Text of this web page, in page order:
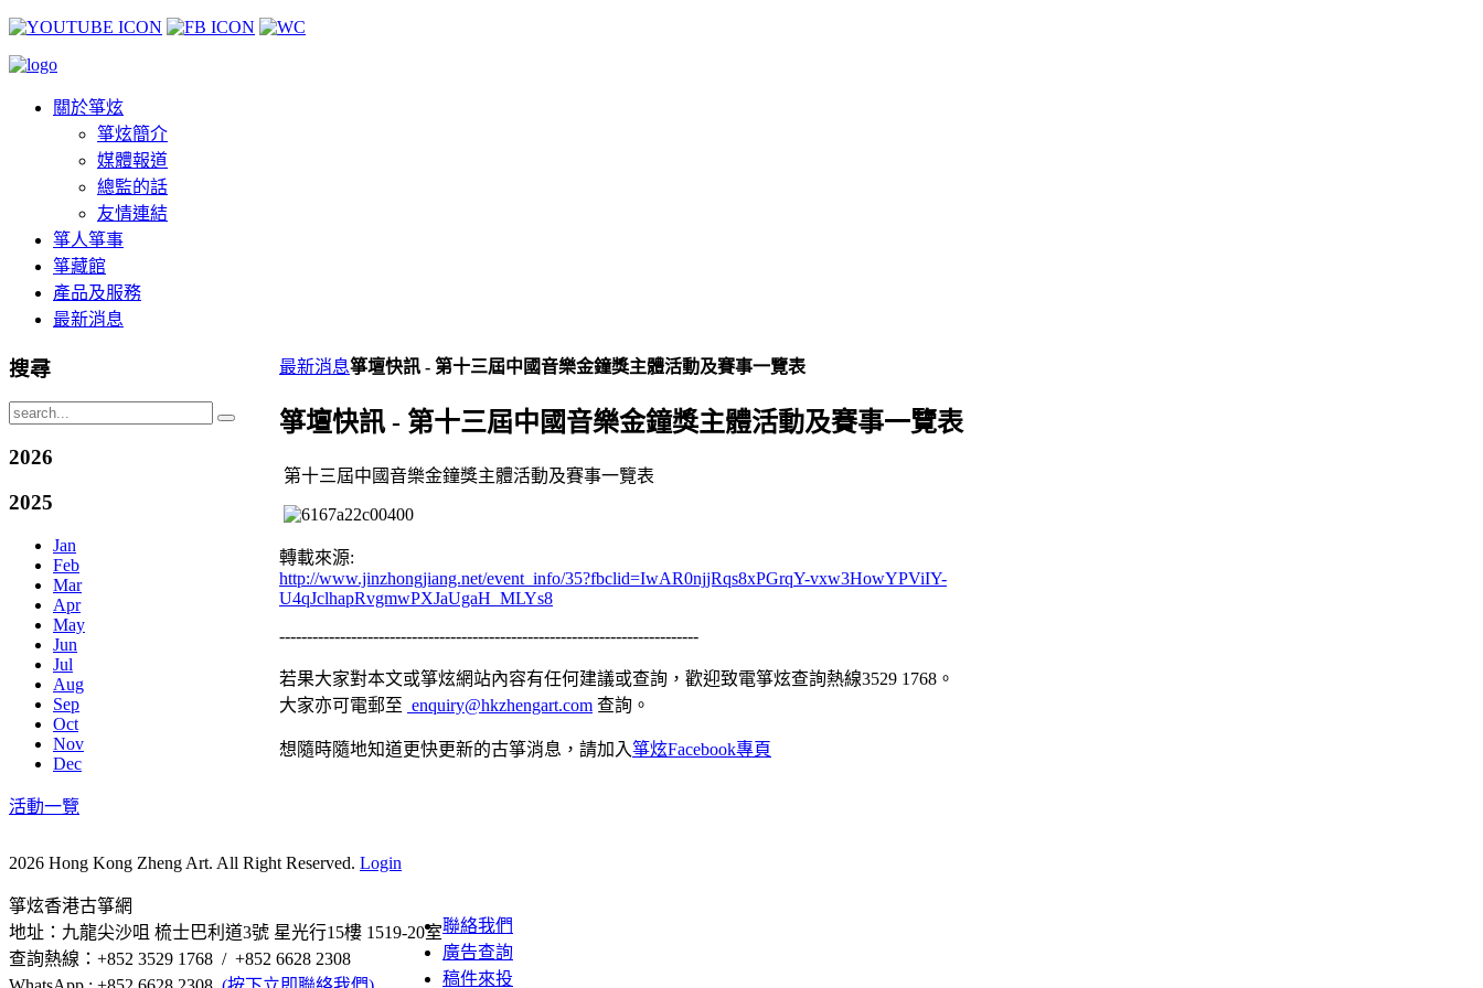
關於箏炫
箏炫簡介
媒體報道
總監的話
友情連結
箏人箏事
箏藏館
產品及服務
最新消息
最新消息箏壇快訊 - 第十三屆中國音樂金鐘獎主體活動及賽事一覽表
箏壇快訊 - 第十三屆中國音樂金鐘獎主體活動及賽事一覽表
第十三屆中國音樂金鐘獎主體活動及賽事一覽表
轉載來源:
http://www.jinzhongjiang.net/event_info/35?fbclid=IwAR0njjRqs8xPGrqY-vxw3HowYPViIY-
U4qJclhapRvgmwPXJaUgaH_MLYs8
----------------------------------------------------------------------------
若果大家對本文或箏炫網站內容有任何建議或查詢，歡迎致電箏炫查詢熱線3529 1768。
大家亦可電郵至 enquiry@hkzhengart.com 查詢。
想隨時隨地知道更快更新的古箏消息，請加入箏炫Facebook專頁
搜尋
2026
2025
Jan
Feb
Mar
Apr
May
Jun
Jul
Aug
Sep
Oct
Nov
Dec
活動一覽
2026 Hong Kong Zheng Art. All Right Reserved. Login
箏炫香港古箏網
地址：九龍尖沙咀 梳士巴利道3號 星光行15樓 1519-20室
查詢熱線：+852 3529 1768 / +852 6628 2308
聯絡我們
廣告查詢
稿件來投